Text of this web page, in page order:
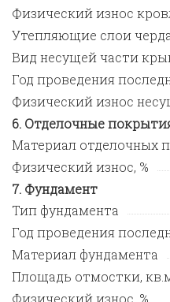
Физический износ
Утепляющие слои
Вид несущей части
Год проведения
Физический износ
Отделочные
Материал отделочных
Физический износ, %
Фундамент
Тип фундамента
Год проведения
Материал фундамента
Площадь отмостки,
Физический износ, %